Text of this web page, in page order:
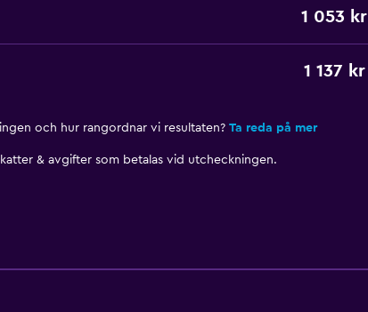
1 053 kr
1 137 kr
och hur rangordnar vi resultaten? Ta reda på mer
& avgifter som betalas vid utcheckningen.